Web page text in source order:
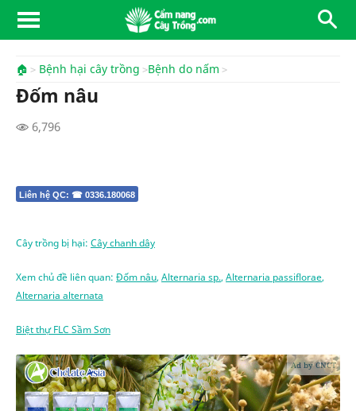
🏠 Bệnh hại cây trồng Bệnh do nấm
Đốm nâu
6,796
Liên hệ QC: ☎ 0336.180068
Cây trồng bị hại: Cây chanh dây
Xem chủ đề liên quan: Đốm nâu, Alternaria sp., Alternaria passiflorae,
Alternaria alternata
Biệt thự FLC Sầm Sơn
Ad by CNCT